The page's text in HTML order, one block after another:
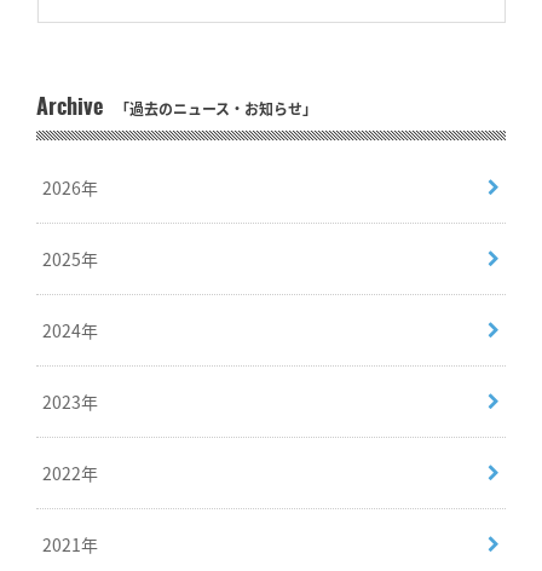
Archive 「過去のニュース・お知らせ」
2026年
2025年
2024年
2023年
2022年
2021年